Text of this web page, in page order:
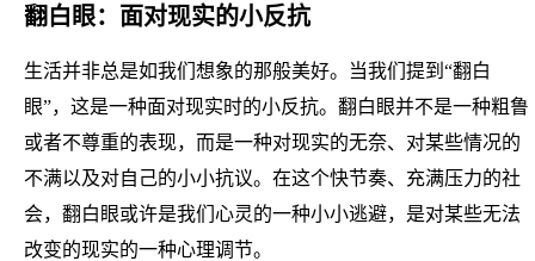
翻白眼：面对现实的小反抗
生活并非总是如我们想象的那般美好。当我们提到“翻白
眼”，这是一种面对现实时的小反抗。翻白眼并不是一种粗鲁
或者不尊重的表现，而是一种对现实的无奈、对某些情况的
不满以及对自己的小小抗议。在这个快节奏、充满压力的社
会，翻白眼或许是我们心灵的一种小小逃避，是对某些无法
改变的现实的一种心理调节。